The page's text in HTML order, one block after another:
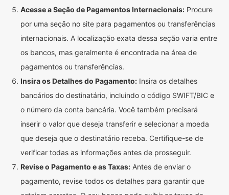
Acesse a Seção de Pagamentos Internacionais: Procure
por uma seção no site para pagamentos ou transferências
internacionais. A localização exata dessa seção varia entre
os bancos, mas geralmente é encontrada na área de
pagamentos ou transferências.
Insira os Detalhes do Pagamento: Insira os detalhes
bancários do destinatário, incluindo o código SWIFT/BIC e
o número da conta bancária. Você também precisará
inserir o valor que deseja transferir e selecionar a moeda
que deseja que o destinatário receba. Certifique-se de
verificar todas as informações antes de prosseguir.
Revise o Pagamento e as Taxas: Antes de enviar o
pagamento, revise todos os detalhes para garantir que